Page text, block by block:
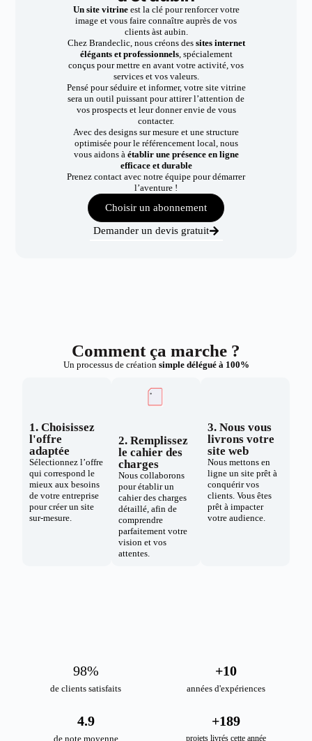
Un site vitrineest la clé pour renforcer votre
image et vous faire connaître auprès de vos
clients àst aubin.
Chez Brandeclic, nous créons dessites internet
élégants et professionnels, spécialement
conçus pour mettre en avant votre activité, vos
services et vos valeurs.
Pensé pour séduire et informer, votre site vitrine
sera un outil puissant pour attirer l’attention de
vos prospects et leur donner envie de vous
contacter.
Avec des designs sur mesure et une structure
optimisée pour le référencement local, nous
vous aidons à établir une présence en ligne
efficace et durable
Prenez contact avec notre équipe pour démarrer
l’aventure !
Choisir un abonnement
Demander un devis gratuit
Comment ça marche ?
Un processus de création simple délégué à 100%
1. Choisissez
l'offre
adaptée
Sélectionnez l’offre
qui correspond le
mieux aux besoins
de votre entreprise
pour créer un site
sur-mesure.
2. Remplissez
le cahier des
charges
Nous collaborons
pour établir un
cahier des charges
détaillé, afin de
comprendre
parfaitement votre
vision et vos
attentes.
3. Nous vous
livrons votre
site web
Nous mettons en
ligne un site prêt à
conquérir vos
clients. Vous êtes
prêt à impacter
votre audience.
de clients satisfaits
98%
années d'expériences
+10
de note moyenne
4.9
projets livrés cette année
+189